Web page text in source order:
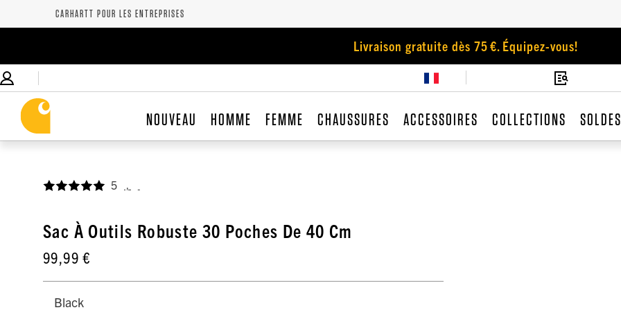
CARHARTT POUR LES ENTREPRISES
Livraison gratuite dès 75 €. Équipez-vous!
NOUVEAU HOMME FEMME CHAUSSURES ACCESSOIRES COLLECTIONS SOLDES
5
Sac À Outils Robuste 30 Poches De 40 Cm
99,99 €
Black